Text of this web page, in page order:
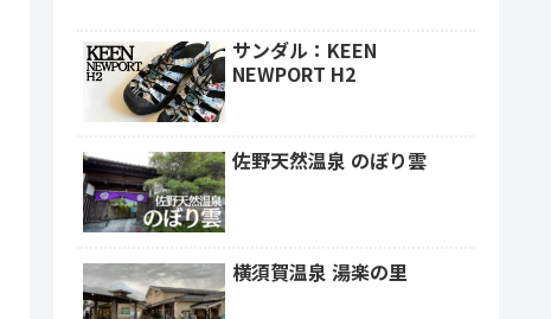
サンダル：KEEN
NEWPORT H2
佐野天然温泉 のぼり雲
横須賀温泉 湯楽の里